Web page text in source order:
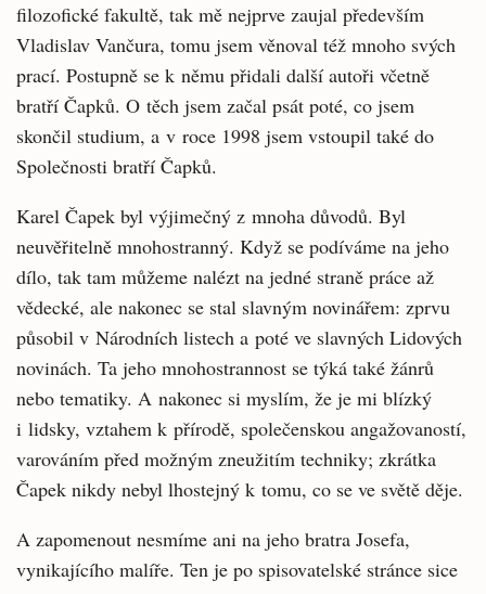
filozofické fakultě, tak mě nejprve zaujal především
Vladislav Vančura, tomu jsem věnoval též mnoho svých
prací. Postupně se k němu přidali další autoři včetně
bratří Čapků. O těch jsem začal psát poté, co jsem
skončil studium, a v roce 1998 jsem vstoupil také do
Společnosti bratří Čapků.
Karel Čapek byl výjimečný z mnoha důvodů. Byl
neuvěřitelně mnohostranný. Když se podíváme na jeho
dílo, tak tam můžeme nalézt na jedné straně práce až
vědecké, ale nakonec se stal slavným novinářem: zprvu
působil v Národních listech a poté ve slavných Lidových
novinách. Ta jeho mnohostrannost se týká také žánrů
nebo tematiky. A nakonec si myslím, že je mi blízký
i lidsky, vztahem k přírodě, společenskou angažovaností,
varováním před možným zneužitím techniky; zkrátka
Čapek nikdy nebyl lhostejný k tomu, co se ve světě děje.
A zapomenout nesmíme ani na jeho bratra Josefa,
vynikajícího malíře. Ten je po spisovatelské stránce sice